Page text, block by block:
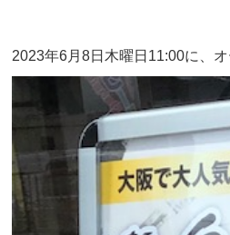
2023年6月8日木曜日11:00に、オ